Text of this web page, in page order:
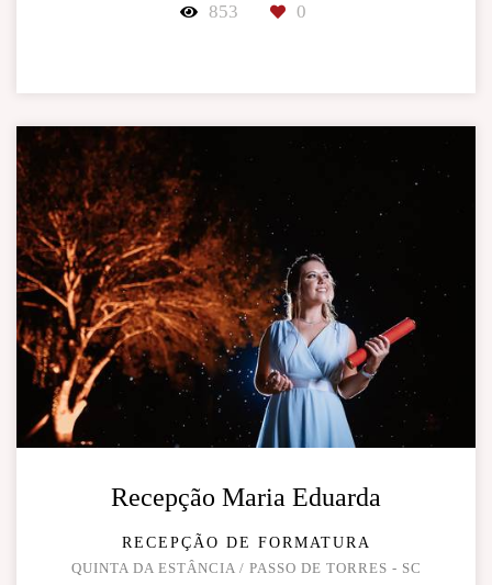
853 0
Recepção Maria Eduarda
RECEPÇÃO DE FORMATURA
QUINTA DA ESTÂNCIA / PASSO DE TORRES - SC